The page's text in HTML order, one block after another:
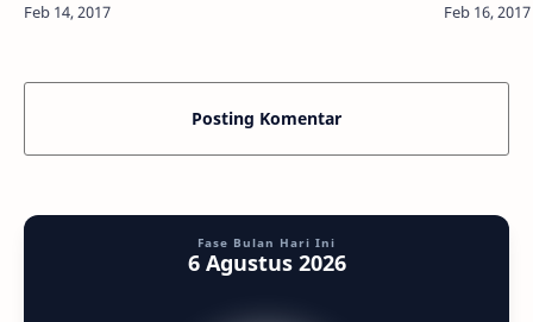
mendeteksi lebih dari 100 kandidat plan…
Posting Komentar
Fase Bulan Hari Ini
6 Agustus 2026